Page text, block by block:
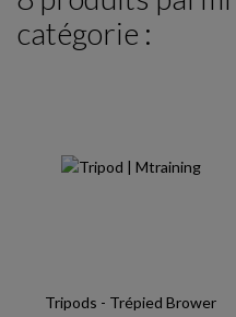
catégorie :
Tripods - Trépied Brower